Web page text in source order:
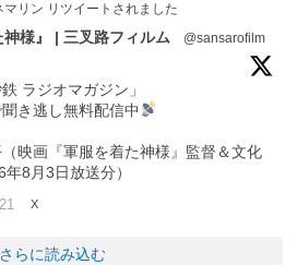
マリン リツイートされました
様』 | 三叉路フィルム
@sansarofilm
ラジオマガジン」
き逃し無料配信中
映画『軍服を着た神様』監督＆文化
8月3日放送分）
21 X
さらに読み込む